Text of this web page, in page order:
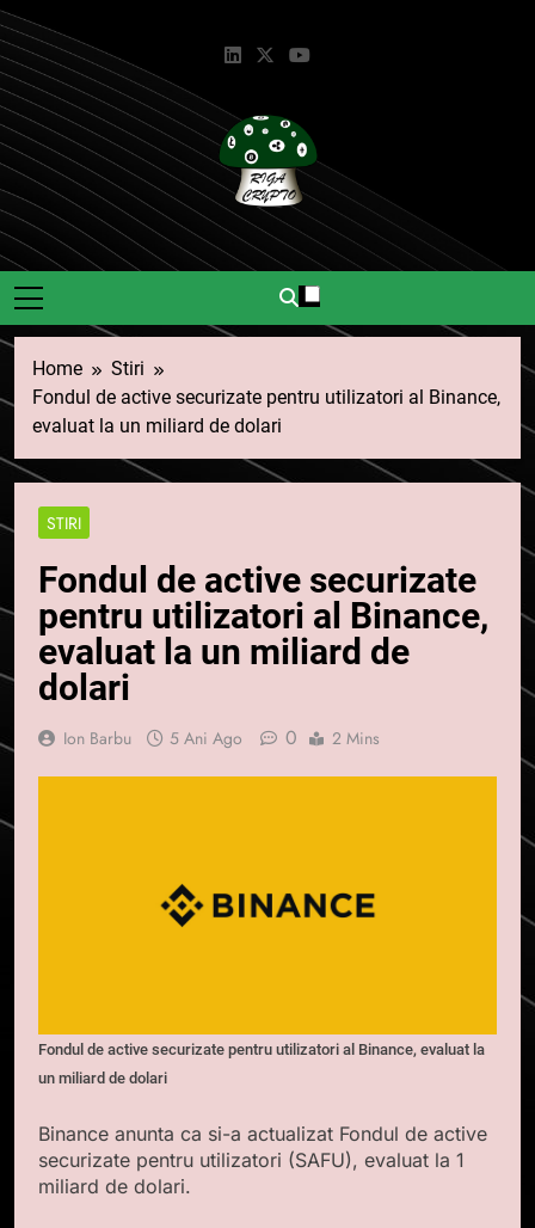
Skip
to
content
Riga Crypto
Știri Și Informații Despre
Criptomonede.
Home
Stiri
Fondul de active securizate pentru utilizatori al Binance,
evaluat la un miliard de dolari
STIRI
Fondul de active securizate
pentru utilizatori al Binance,
evaluat la un miliard de
dolari
Ion Barbu 5 Ani Ago 0 2 Mins
Fondul de active securizate pentru utilizatori al Binance, evaluat la
un miliard de dolari
Binance anunta ca si-a actualizat Fondul de active
securizate pentru utilizatori (SAFU), evaluat la 1
miliard de dolari.